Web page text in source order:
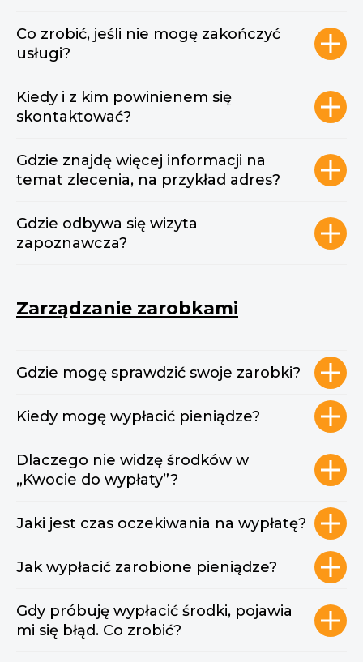
Co zrobić, jeśli nie mogę zakończyć
usługi?
Kiedy i z kim powinienem się
skontaktować?
Gdzie znajdę więcej informacji na
temat zlecenia, na przykład adres?
Gdzie odbywa się wizyta
zapoznawcza?
Zarządzanie zarobkami
Gdzie mogę sprawdzić swoje zarobki?
Kiedy mogę wypłacić pieniądze?
Dlaczego nie widzę środków w
„Kwocie do wypłaty”?
Jaki jest czas oczekiwania na wypłatę?
Jak wypłacić zarobione pieniądze?
Gdy próbuję wypłacić środki, pojawia
mi się błąd. Co zrobić?